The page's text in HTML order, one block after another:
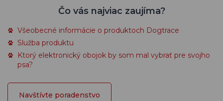
Čo vás najviac zaujíma?
Všeobecné informácie o produktoch Dogtrace
Služba produktu
Ktorý elektronický obojok by som mal vybrať pre svojho
psa?
Navštívte poradenstvo